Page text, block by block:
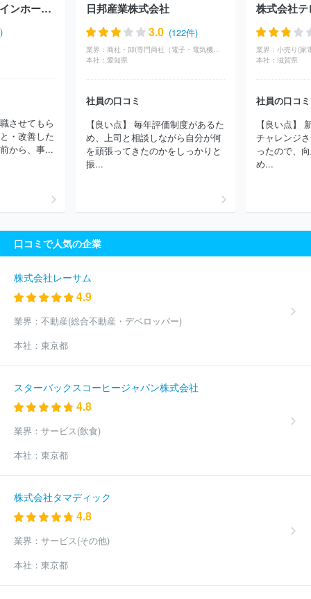
動産
株式会社ステージプランナー 京王不動産株式会社
ＪＲ東
日本ビルテック株式会社
株式会社ジェイアール東日本都市開発
株式会社東急コミュニティー
サンフロンティア不動産株
株式会社日本財託
株式会社アイ
ツアメニティー株式会社
住友林業ホームサービス株式会社
株式
会社シー・エフ・ネッツ
株式会社レオパレス２１
株式会社アサ
株式会社ハウスポート
株式会社ハウスメイト
野村不動産ソリューション
ネジメント株式会社
株式会社毎日コムネット
株式会社エイト
帝国不動産株式会社
株式会社ケン・コーポレーション
ヴェリタス・インベストメント
開発株式会社
ほ
か(4775件)
株式会社ドットラインホールディングス
させてもら
・改善した
から、事...
日邦産業株式会社
3.0 (122件)
業界：
商社・卸(専門商社（電子・電気機器・OA機器）)
本社： 愛知県
社員の口コミ
【良い点】 毎年評価制度があるた
め、上司と相談しながら自分が何
を頑張ってきたのかをしっかりと
振...
株式会社
業界： 小売り(家
本社： 滋賀県
社員の口コミ
【良い点】
チャレンジ
ったので、
め...
口コミで人気の企業
株式会社レーサム
4.9
業界： 不動産(総合不動産・デベロッパー)
本社： 東京都
スターバックスコーヒージャパン株式会社
4.8
業界： サービス(飲食)
本社： 東京都
株式会社タマディック
4.8
業界： サービス(その他)
本社： 東京都